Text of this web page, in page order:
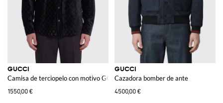
GUCCI
Camisa de terciopelo con motivo GG
1550,00 €
GUCCI
Cazadora bomber de ante
4500,00 €